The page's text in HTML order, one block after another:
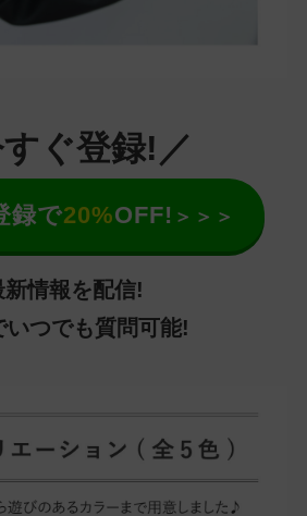
ぐ登録!／
録で20%OFF! ＞＞＞
新情報を配信!
いつでも質問可能!